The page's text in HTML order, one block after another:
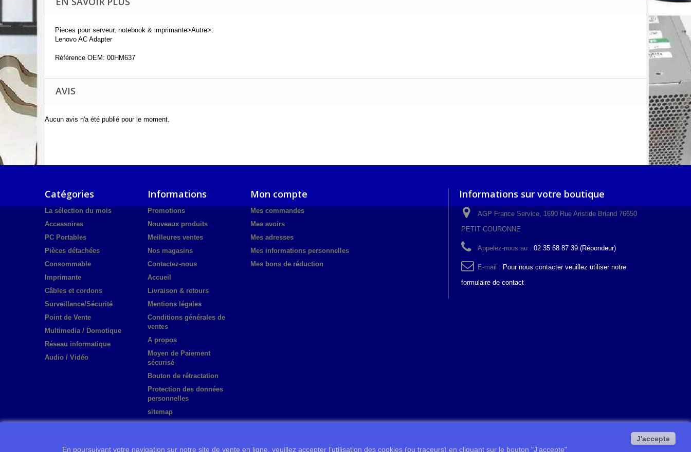
Pieces pour serveur, notebook & imprimante>Autre>:
Lenovo AC Adapter
Référence OEM: 00HM637
AVIS
Aucun avis n'a été publié pour le moment.
Catégories
La sélection du mois
Accessoires
PC Portables
Pièces détachées
Consommable
Imprimante
Câbles et cordons
Surveillance/Sécurité
Point de Vente
Multimedia / Domotique
Réseau informatique
Audio / Vidéo
Informations
Promotions
Nouveaux produits
Meilleures ventes
Nos magasins
Contactez-nous
Accueil
Livraison & retours
Mentions légales
Conditions générales de
ventes
A propos
Moyen de Paiement
sécurisé
Bouton de rétractation
Protection des données
personnelles
sitemap
Mon compte
Mes commandes
Mes avoirs
Mes adresses
Mes informations personnelles
Mes bons de réduction
Informations sur votre boutique
AGP France Service, 1690 Rue Aristide Briand 76650
PETIT COURONNE
Appelez-nous au : 02 35 68 87 39 (Répondeur)
E-mail : Pour nous contacter veuillez utiliser notre
formulaire de contact
En poursuivant votre navigation sur notre site de vente en ligne, veuillez accepter l’utilisation des cookies (ou traceurs) en cliquant sur le bouton "J'accepte"
J'accepte